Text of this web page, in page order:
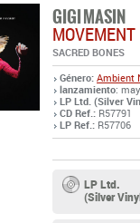
GIGI MASIN
MOVEMENT
SACRED BONES
Género: Ambient
lanzamiento:
LP Ltd. (Silver
CD Ref.: R57791
LP Ref.: R57706
LP Ltd.
(Silver